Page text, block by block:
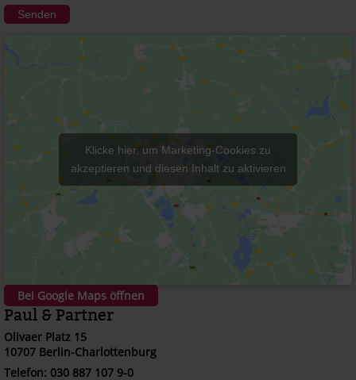
Klicke hier, um Marketing-Cookies zu
akzeptieren und diesen Inhalt zu aktivieren
Bei Google Maps öffnen
Paul & Partner
Olivaer Platz 15
10707 Berlin-Charlottenburg
Telefon: 030 887 107 9-0